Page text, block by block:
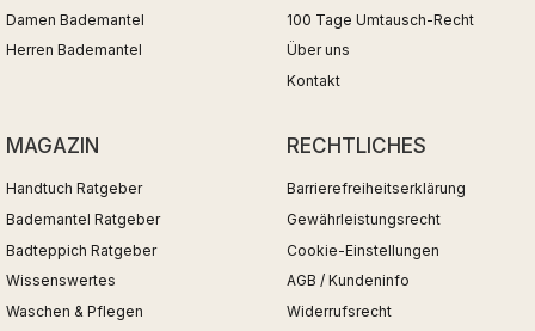
Damen Bademantel
Herren Bademantel
100 Tage Umtausch-Recht
Über uns
Kontakt
MAGAZIN
Handtuch Ratgeber
Bademantel Ratgeber
Badteppich Ratgeber
Wissenswertes
Waschen & Pflegen
RECHTLICHES
Barrierefreiheitserklärung
Gewährleistungsrecht
Cookie-Einstellungen
AGB / Kundeninfo
Widerrufsrecht